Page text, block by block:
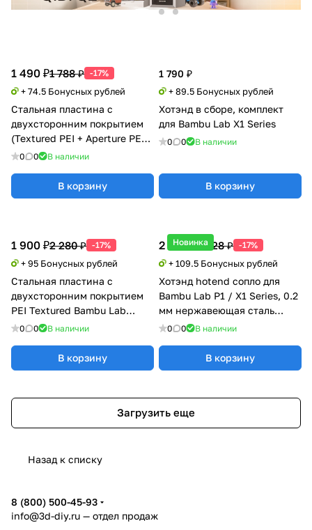
1 490 ₽1 788 ₽ -17%
+ 74.5 Бонусных рублей
Стальная пластина с
двухсторонним покрытием
(Textured PEI + Aperture PEY)
для Bambu Lab X1/P1/A1
0 0 В наличии
В корзину
1 790 ₽
+ 89.5 Бонусных рублей
Хотэнд в сборе, комплект
для Bambu Lab X1 Series
0 0 В наличии
В корзину
1 900 ₽2 280 ₽ -17%
+ 95 Бонусных рублей
Стальная пластина с
двухсторонним покрытием
PEI Textured Bambu Lab
X1/P1/A1 с магнитной
0 0 В наличии
В корзину
Новинка
2 190 ₽2 628 ₽ -17%
+ 109.5 Бонусных рублей
Хотэнд hotend сопло для
Bambu Lab P1 / X1 Series, 0.2
мм нержавеющая сталь
хотенд
0 0 В наличии
В корзину
Загрузить еще
Назад к списку
8 (800) 500-45-93
info@3d-diy.ru — отдел продаж